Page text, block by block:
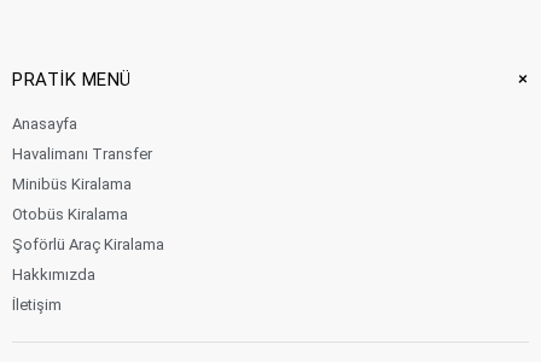
PRATİK MENÜ +
Anasayfa
Havalimanı Transfer
Minibüs Kiralama
Otobüs Kiralama
Şoförlü Araç Kiralama
Hakkımızda
İletişim